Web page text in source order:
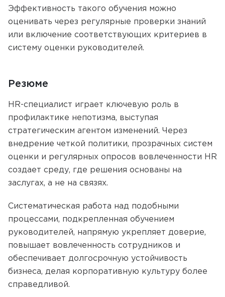
Эффективность такого обучения можно
оценивать через регулярные проверки знаний
или включение соответствующих критериев в
систему оценки руководителей.
Резюме
HR-специалист играет ключевую роль в
профилактике непотизма, выступая
стратегическим агентом изменений. Через
внедрение четкой политики, прозрачных систем
оценки и регулярных опросов вовлеченности HR
создает среду, где решения основаны на
заслугах, а не на связях.
Систематическая работа над подобными
процессами, подкрепленная обучением
руководителей, напрямую укрепляет доверие,
повышает вовлеченность сотрудников и
обеспечивает долгосрочную устойчивость
бизнеса, делая корпоративную культуру более
справедливой.